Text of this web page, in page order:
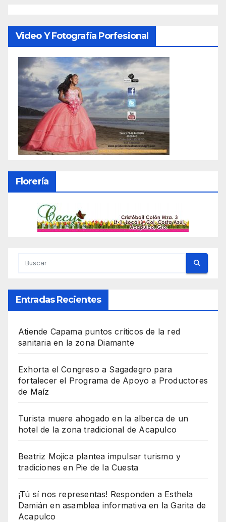
Video Y Fotografía Porfesional
Florería
Entradas Recientes
Atiende Capama puntos críticos de la red
sanitaria en la zona Diamante
Exhorta el Congreso a Sagadegro para
fortalecer el Programa de Apoyo a Productores
de Maíz
Turista muere ahogado en la alberca de un
hotel de la zona tradicional de Acapulco
Beatriz Mojica plantea impulsar turismo y
tradiciones en Pie de la Cuesta
¡Tú sí nos representas! Responden a Esthela
Damián en asamblea informativa en la Garita de
Acapulco